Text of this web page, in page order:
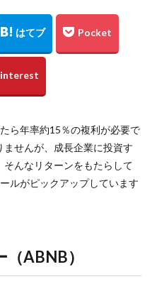
ら年率約15％の複利が必要で
せんが、成長企業に投資す
んなリターンをもたらして
ルがピックアップしています
ABNB）